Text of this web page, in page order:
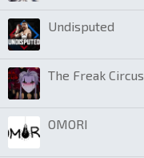
Undisputed
The Freak Circus
OMORI